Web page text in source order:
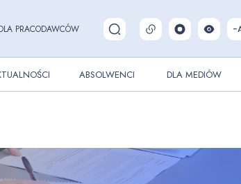
PRACODAWCÓW Pokaż/ukryj wyszukiwarkę
ABSOLWENCI DLA MEDIÓW